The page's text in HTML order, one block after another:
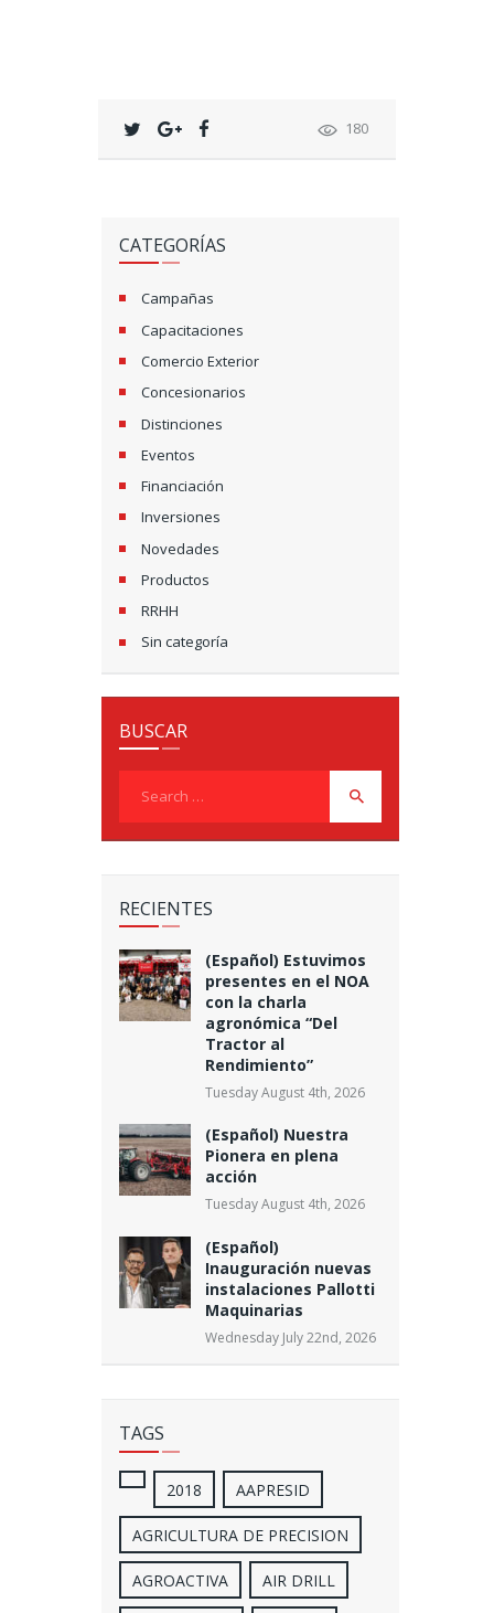
180
CATEGORÍAS
Campañas
Capacitaciones
Comercio Exterior
Concesionarios
Distinciones
Eventos
Financiación
Inversiones
Novedades
Productos
RRHH
Sin categoría
BUSCAR
RECIENTES
(Español) Estuvimos
presentes en el NOA
con la charla
agronómica “Del
Tractor al
Rendimiento”
Tuesday August 4th, 2026
(Español) Nuestra
Pionera en plena
acción
Tuesday August 4th, 2026
(Español)
Inauguración nuevas
instalaciones Pallotti
Maquinarias
Wednesday July 22nd, 2026
TAGS
2018 AAPRESID
AGRICULTURA DE PRECISION
AGROACTIVA AIR DRILL